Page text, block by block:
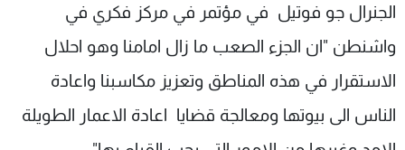
الجنرال جو فوتيل في مؤتمر في مركز فكري في
واشنطن "ان الجزء الصعب ما زال امامنا وهو احلال
الاستقرار في هذه المناطق وتعزيز مكاسبنا واعادة
الناس الى بيوتها ومعالجة قضايا اعادة الاعمار الطويلة